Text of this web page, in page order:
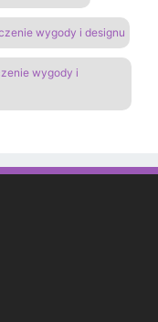
wygody i designu
wygody i